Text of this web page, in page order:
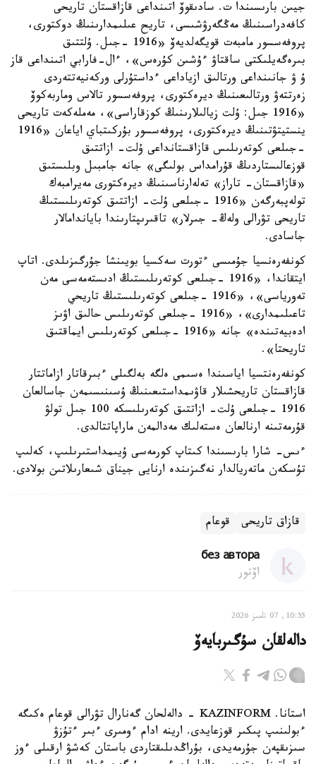
جيىن بارىسىندا ت. سادىقوۆ اتىنداعى قازاقستان تاريحى
كافەدراسىنىڭ مەڭگەرۋشىسى، تاريح عىلىمدارىنىڭ دوكتورى،
پروفەسسور مامبەت قويگەلديەۆ «1916 -جىل. ۇلتتىق
بىرەگەيلىكتى ساقتاۋ ءۇشىن كۇرەس»، ءال-فارابي اتىنداعى قاز
ۇ ۋ جانىنداعى ورتالىق ازياداعى ءداستۇرلى وركەنيەتتەردى
زەرتتەۋ ورتالىعىنىڭ ديرەكتورى، پروفەسسور تالاس وماربەكوۆ
«1916 جىل: ۇلت زيالىلارىنىڭ كوزقاراسى»، مەملەكەت تاريحى
ينستيتۋتىنىڭ ديرەكتورى، پروفەسسور بۇركىتباي اياعان «1916
-جىلعى كوتەرىلىس قازاقستانداعى ۇلت- ازاتتىق
قوزعالىستاردىڭ قۇرامداس بولىگى» جانە جامبىل وبلىستىق
«قازاقستان- تاراز» تەلەارناسىنىڭ ديرەكتورى مەيرامبەك
تولەپبەرگەن «1916 -جىلعى ۇلت- ازاتتىق كوتەرىلىستىڭ
تاريحى تۋرالى ولەڭ- جىرلار» تاقىرىپتارىندا باياندامالار
جاسادى.
كونفەرەنسيا جۇمىسى ءتورت سەكسيا بويىنشا جۇرگىزىلدى. اتاپ
ايتقاندا، «1916 -جىلعى كوتەرىلىستىڭ ادىستەمەسى مەن
تەورياسى»، «1916 -جىلعى كوتەرىلىستىڭ تاريحي
تاعىلىمدارى»، «1916 -جىلعى كوتەرىلىس حالىق اۋىز
ادەبيەتىندە» جانە «1916 -جىلعى كوتەرىلىس ايماقتىق
تاريحتا».
كونفەرەنتسيا اياسىندا ەسىمى ەلگە بەلگىلى ءبىرقاتار ازاماتتار
قازاقستان تاريحشىلار قاۋىمداستىعىنىڭ ۇسىنىسىمەن جاسالعان
1916 -جىلعى ۇلت- ازاتتىق كوتەرىلىسكە 100 جىل تولۋ
قۇرمەتىنە ارنالعان ەستەلىك مەدالمەن ماراپاتتالدى.
ءىس- شارا بارىسىندا كىتاپ كورمەسى ۇيىمداستىرىلىپ، كەلىپ
تۇسكەن ماتەريالدار نەگىزىندە ارنايى جيناق شىعارىلاتىن بولادى.
قازاق تاريحى قوعام
без автора
اۆتور
10:55, 07 تامىز 2026
دالەلقان سۇگىربايەۆ
استانا. KAZINFORM - دالەلحان گەنارال تۋرالى قوعام ەكىگە
ءبولىنىپ پىكىر قوزعايدى. ارينە ادام ءومىرى ءبىر ءتۇزۋ
سىزىقپەن جۇرمەيدى، بۇراڭدىلىقتاردى باستان كەشۋ ارقىلى ءوز